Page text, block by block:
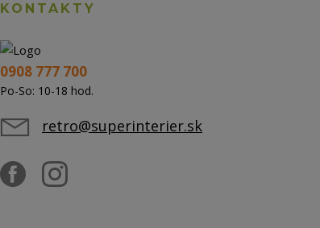
KONTAKTY
0908 777 700
Po-So: 10-18 hod.
retro@superinterier.sk